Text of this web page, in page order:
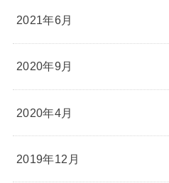
2021年6月
2020年9月
2020年4月
2019年12月